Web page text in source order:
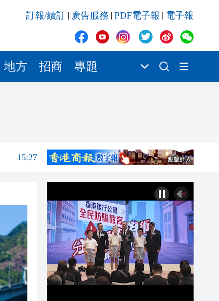
訂報/續訂 廣告服務 PDF電子報 電子報
地方 招商 專題
15:36
15:34
15:25
15:33
15:29
15:28
15:27